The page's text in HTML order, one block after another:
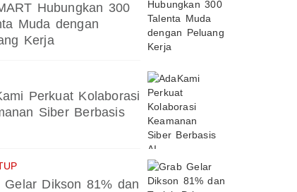
Hubungkan 300
Muda dengan
Kerja
Perkuat Kolaborasi
Siber Berbasis
Gelar Dikson 81% dan